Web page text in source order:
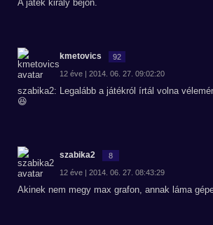
A játék király bejön.
kmetovics 92
12 éve | 2014. 06. 27. 09:02:20
szabika2: Legalább a játékról írtál volna
😆
szabika2 8
12 éve | 2014. 06. 27. 08:43:29
Akinek nem megy max grafon, annak láma